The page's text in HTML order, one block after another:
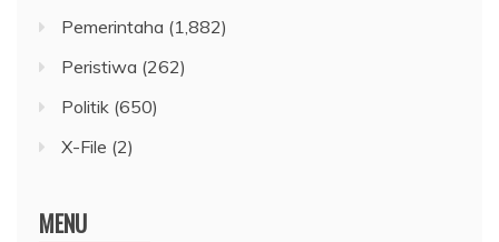
Pemerintaha (1,882)
Peristiwa (262)
Politik (650)
X-File (2)
MENU